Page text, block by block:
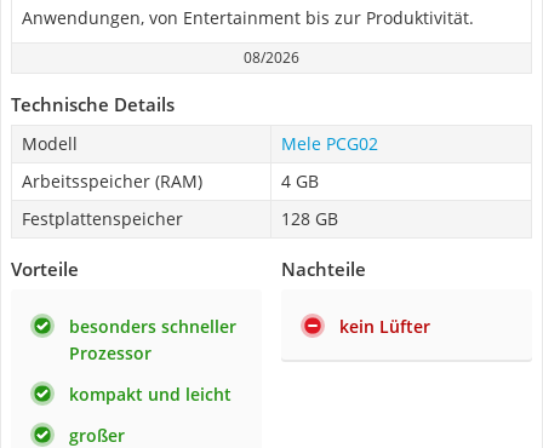
Anwendungen, von Entertainment bis zur Produktivität.
08/2026
Technische Details
Modell
Mele PCG02
Arbeitsspeicher (RAM)
4 GB
Festplattenspeicher
128 GB
Vorteile
besonders schneller
Prozessor
kompakt und leicht
großer
Nachteile
kein Lüfter